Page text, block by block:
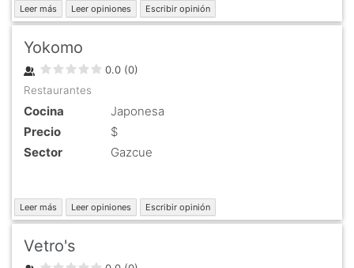
Leer más Leer opiniones Escribir opinión
Yokomo
0.0 (0)
Restaurantes
Cocina
Japonesa
Precio
$
Sector
Gazcue
Leer más Leer opiniones Escribir opinión
Vetro's